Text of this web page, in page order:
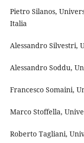
Pietro Silanos,
Italia
Alessandro Silvestri,
Alessandro Soddu,
Francesco Somaini,
Marco Stoffella,
Roberto Tagliani,